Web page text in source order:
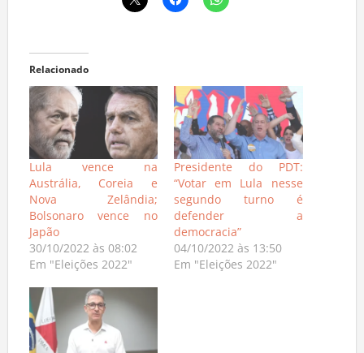
Relacionado
Lula vence na
Austrália, Coreia e
Nova Zelândia;
Bolsonaro vence no
Japão
30/10/2022 às 08:02
Em "Eleições 2022"
Presidente do PDT:
“Votar em Lula nesse
segundo turno é
defender a
democracia”
04/10/2022 às 13:50
Em "Eleições 2022"